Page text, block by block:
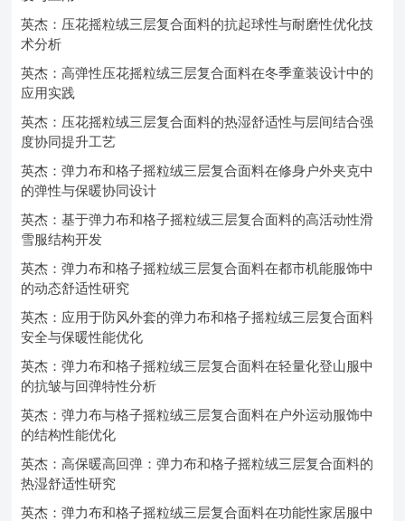
英杰：压花摇粒绒三层复合面料的抗起球性与耐磨性优化技
术分析
英杰：高弹性压花摇粒绒三层复合面料在冬季童装设计中的
应用实践
英杰：压花摇粒绒三层复合面料的热湿舒适性与层间结合强
度协同提升工艺
英杰：弹力布和格子摇粒绒三层复合面料在修身户外夹克中
的弹性与保暖协同设计
英杰：基于弹力布和格子摇粒绒三层复合面料的高活动性滑
雪服结构开发
英杰：弹力布和格子摇粒绒三层复合面料在都市机能服饰中
的动态舒适性研究
英杰：应用于防风外套的弹力布和格子摇粒绒三层复合面料
安全与保暖性能优化
英杰：弹力布和格子摇粒绒三层复合面料在轻量化登山服中
的抗皱与回弹特性分析
英杰：弹力布与格子摇粒绒三层复合面料在户外运动服饰中
的结构性能优化
英杰：高保暖高回弹：弹力布和格子摇粒绒三层复合面料的
热湿舒适性研究
英杰：弹力布和格子摇粒绒三层复合面料在功能性家居服中